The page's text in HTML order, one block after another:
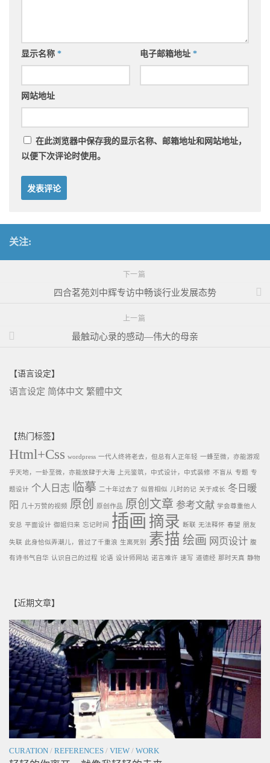
显示名称 * 电子邮箱地址 *
网站地址
在此浏览器中保存我的显示名称、邮箱地址和网站地址，
以便下次评论时使用。
关注:
下一篇
四合茗苑刘中辉专访中畅谈行业发展态势
上一篇
最触动心录的感动—伟大的母亲
【语言设定】
语言设定 简体中文 繁體中文
【热门标签】
Html+Css wordpress 一代人终将老去，但总有人正年轻 一蜂至微，亦能游观
乎天地，一虲至微，亦能放肆于大海 上元鉴筑，中式设计，中式装修 不盲从 专题 专
题设计 个人日志 临摹 二十年过去了 似曾相似 儿时的记 关于成长 冬日暖
阳
几十万赞的视频 原创 原创作品 原创文章 参考文献 学会尊重他人
安总 平面设计 御姐归来 忘记时间 插画 摘录 断联 无法释怀 春望 朋友
失联 此身恰似弄潮儿，曾过了千重浪 生离死别 素描 绘画 网页设计 腹
有诗书气自华 认识自己的过程 论语 设计师网站 诺言难许 速写 道德经 那时天真 静物
【近期文章】
CURATION / REFERENCES / VIEW / WORK